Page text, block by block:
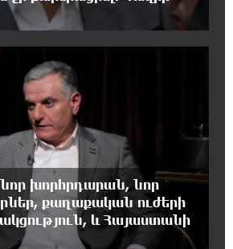
6-08-2026
զգացմունքների հետ խաղը
է հետևանքներ․ Նարեկ
6-08-2026
հետ խնդիրները պետք է
դիվանագիտական ճանապարհով․
6-08-2026
նոր խորհրդարան, նոր
քաղաքական ուժերի
և Հայաստանի
5